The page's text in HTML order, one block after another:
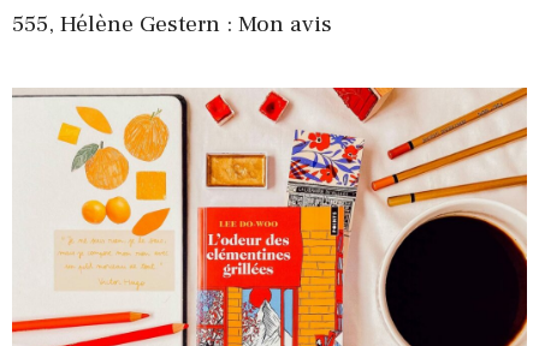
555, Hélène Gestern : Mon avis